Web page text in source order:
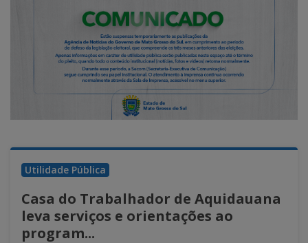
Utilidade Pública
Casa do Trabalhador de Aquidauana
leva serviços e orientações ao
program...